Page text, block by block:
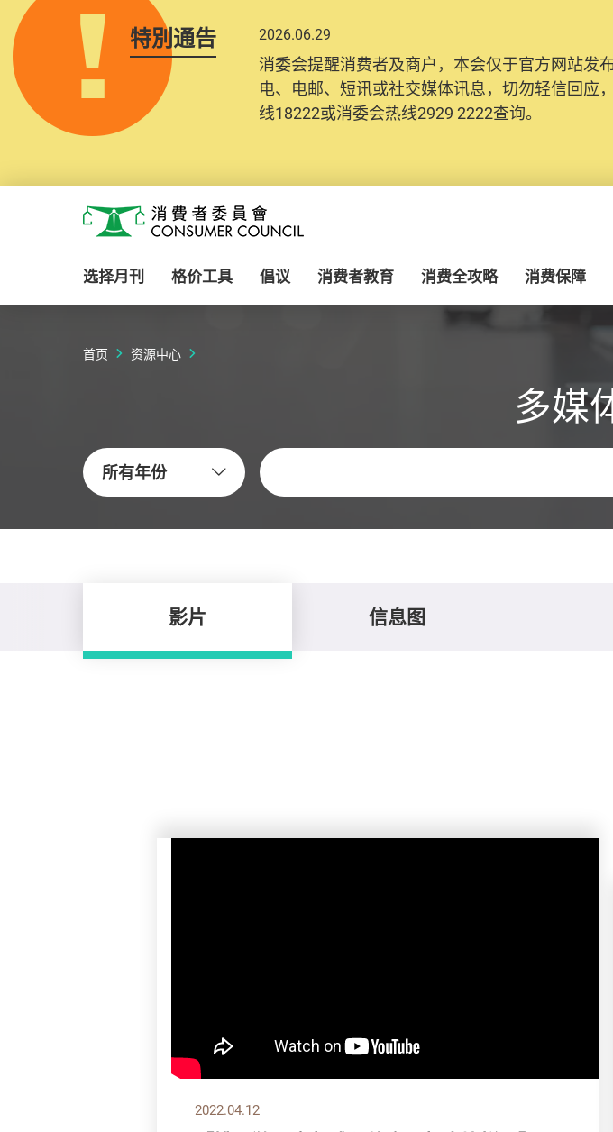
特別通告 2026.06.29
消委会提醒消费者及商户，本会仅于官方网站发
电、电邮、短讯或社交媒体讯息，切勿轻信回应
线18222或消委会热线2929 2222查询。
2025.10.31
为提升使用者体验及网络安全，本会的投诉处
消费者需要提供基本联络资料（包括姓名、电邮
纪录将清晰整合于帐户中，方便日后作出跟进。
消费者委员会
选择月刊 格价工具 倡议 消费者教育 消费全攻略 消费保障
首页 资源中心
多媒
所有年份
关键字
影片 信息图
2022.04.12